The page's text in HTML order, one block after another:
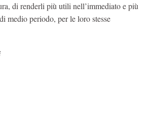
di renderli più utili nell’immediato e più
medio periodo, per le loro stesse